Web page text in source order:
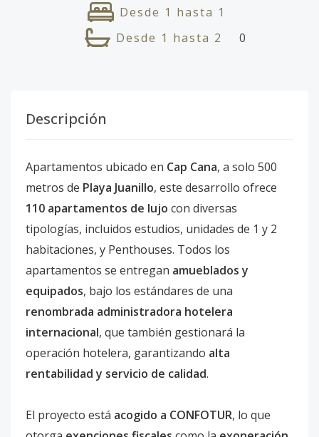
Desde 1 hasta 1
Desde 1 hasta 2 0
Descripción
Apartamentos ubicado en Cap Cana, a solo 500
metros de Playa Juanillo, este desarrollo ofrece
110 apartamentos de lujo con diversas
tipologías, incluidos estudios, unidades de 1 y 2
habitaciones, y Penthouses. Todos los
apartamentos se entregan amueblados y
equipados, bajo los estándares de una
renombrada administradora hotelera
internacional, que también gestionará la
operación hotelera, garantizando alta
rentabilidad y servicio de calidad.
El proyecto está acogido a CONFOTUR, lo que